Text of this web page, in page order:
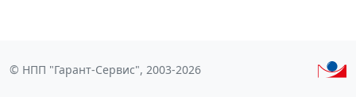
© НПП "Гарант-Сервис", 2003-2026